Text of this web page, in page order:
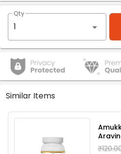
Qty
Similar Items